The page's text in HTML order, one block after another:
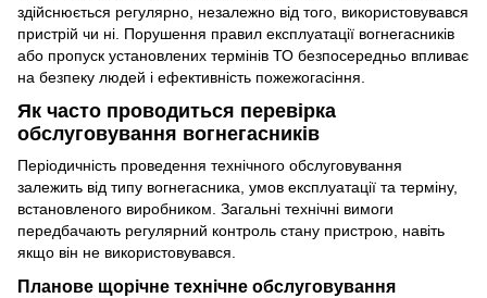
здійснюється регулярно, незалежно від того, використовувався
пристрій чи ні. Порушення правил експлуатації вогнегасників
або пропуск установлених термінів ТО безпосередньо впливає
на безпеку людей і ефективність пожежогасіння.
Як часто проводиться перевірка
обслуговування вогнегасників
Періодичність проведення технічного обслуговування
залежить від типу вогнегасника, умов експлуатації та терміну,
встановленого виробником. Загальні технічні вимоги
передбачають регулярний контроль стану пристрою, навіть
якщо він не використовувався.
Планове щорічне технічне обслуговування